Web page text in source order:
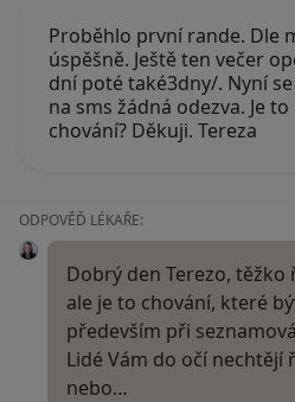
Proběhlo první rande. Dle
úspěšně. Ještě ten večer
dní poté také3dny/. Nyní
na sms žádná odezva. Je
chování? Děkuji. Tereza
ODPOVĚĎ LÉKAŘE:
Dobrý den Terezo,
ale je to chování, které
především při
Lidé Vám do očí
nebo…